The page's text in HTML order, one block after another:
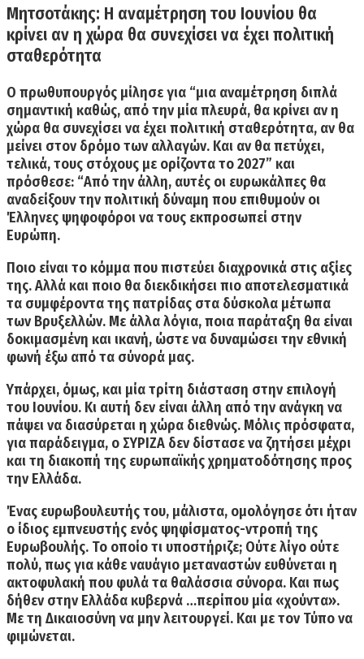
Μητσοτάκης: Η αναμέτρηση του Ιουνίου θα
κρίνει αν η χώρα θα συνεχίσει να έχει πολιτική
σταθερότητα
Ο πρωθυπουργός μίλησε για “μια αναμέτρηση διπλά
σημαντική καθώς, από την μία πλευρά, θα κρίνει αν η
χώρα θα συνεχίσει να έχει πολιτική σταθερότητα, αν θα
μείνει στον δρόμο των αλλαγών. Και αν θα πετύχει,
τελικά, τους στόχους με ορίζοντα το 2027” και
πρόσθεσε: “Από την άλλη, αυτές οι ευρωκάλπες θα
αναδείξουν την πολιτική δύναμη που επιθυμούν οι
Έλληνες ψηφοφόροι να τους εκπροσωπεί στην
Ευρώπη.
Ποιο είναι το κόμμα που πιστεύει διαχρονικά στις αξίες
της.Αλλά και ποιο θα διεκδικήσει πιο αποτελεσματικά
τα συμφέροντα της πατρίδας στα δύσκολα μέτωπα
των Βρυξελλών. Με άλλα λόγια, ποια παράταξη θα είναι
δοκιμασμένη και ικανή, ώστε να δυναμώσει την εθνική
φωνή έξω από τα σύνορά μας.
Υπάρχει, όμως, και μία τρίτη διάσταση στην επιλογή
του Ιουνίου. Κι αυτή δεν είναι άλλη από την ανάγκη να
πάψει να διασύρεται η χώρα διεθνώς. Μόλις πρόσφατα,
για παράδειγμα, ο ΣΥΡΙΖΑ δεν δίστασε να ζητήσει μέχρι
και τη διακοπή της ευρωπαϊκής χρηματοδότησης προς
την Ελλάδα.
Ένας ευρωβουλευτής του, μάλιστα, ομολόγησε ότι ήταν
ο ίδιος εμπνευστής ενός ψηφίσματος-ντροπή της
Ευρωβουλής. Το οποίο τι υποστήριζε; Ούτε λίγο ούτε
πολύ, πως για κάθε ναυάγιο μεταναστών ευθύνεται η
ακτοφυλακή που φυλά τα θαλάσσια σύνορα. Και πως
δήθεν στην Ελλάδα κυβερνά …περίπου μία «χούντα».
Με τη Δικαιοσύνη να μην λειτουργεί. Και με τον Τύπο να
φιμώνεται.